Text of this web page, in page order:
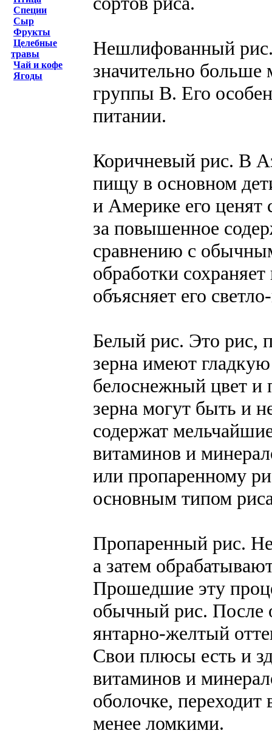
Специи
Сыр
Фрукты
Целебные
травы
Чай и кофе
Ягоды
Нешлифованный
значительно
группы В. Его
питании.
Коричневый рис. В
пищу в основном
и Америке его ценят
за повышенное
сравнению с
обработки
объясняет его
Белый рис. Это рис,
зерна имеют
белоснежный цвет и
зерна могут быть и
содержат
витаминов и
или пропаренному
основным типом
Пропаренный рис.
а затем
Прошедшие эту
обычный рис. После
янтарно-желтый
Свои плюсы есть и
витаминов и
оболочке, переходит
менее ломкими.